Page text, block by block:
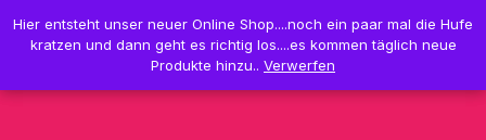
0 0,00 €
Hier entsteht unser neuer Online Shop....noch ein paar mal die Hufe
kratzen und dann geht es richtig los....es kommen täglich neue
Produkte hinzu.. Verwerfen
Hier entsteht unser neuer Online Shop....noch ein paar mal die Hufe
kratzen und dann geht es richtig los....es kommen täglich neue
Produkte hinzu.. Verwerfen